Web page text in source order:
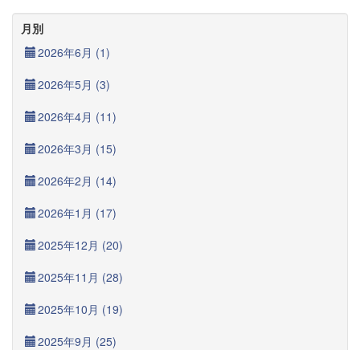
月別
2026年6月 (1)
2026年5月 (3)
2026年4月 (11)
2026年3月 (15)
2026年2月 (14)
2026年1月 (17)
2025年12月 (20)
2025年11月 (28)
2025年10月 (19)
2025年9月 (25)